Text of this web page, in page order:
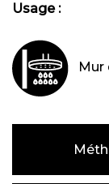
Usage :
Mur